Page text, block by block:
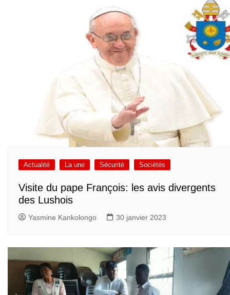
Actualité La une Sécurité Sociétés
Visite du pape François: les avis divergents
des Lushois
Yasmine Kankolongo 30 janvier 2023